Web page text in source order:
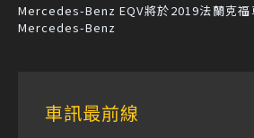
Mercedes-Benz EQV將於2019法蘭克福
Mercedes-Benz
車訊最前線